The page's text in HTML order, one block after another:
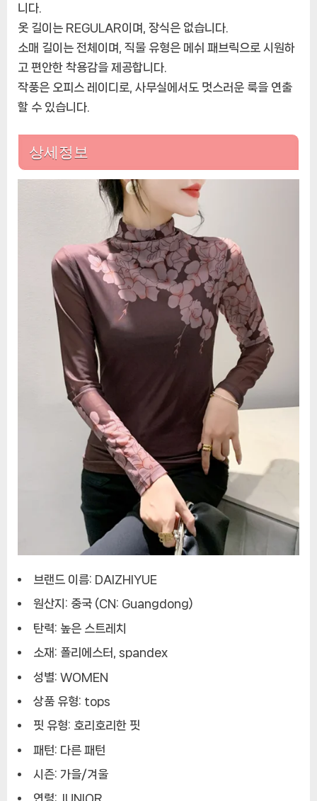
니다.
옷 길이는 REGULAR이며, 장식은 없습니다.
소매 길이는 전체이며, 직물 유형은 메쉬 패브릭으로 시원하
고 편안한 착용감을 제공합니다.
작풍은 오피스 레이디로, 사무실에서도 멋스러운 룩을 연출
할 수 있습니다.
상세정보
브랜드 이름: DAIZHIYUE
원산지: 중국 (CN: Guangdong)
탄력: 높은 스트레치
소재: 폴리에스터, spandex
성별: WOMEN
상품 유형: tops
핏 유형: 호리호리한 핏
패턴: 다른 패턴
시즌: 가을/겨울